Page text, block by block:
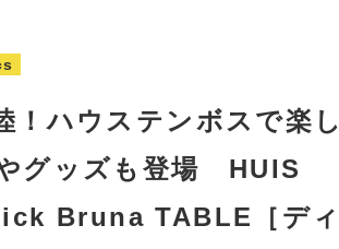
！ハウステンボスで楽し
グッズも登場 HUIS
Bruna TABLE［ディ